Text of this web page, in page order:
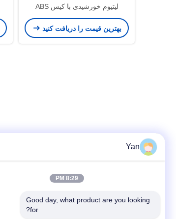
لیتیوم خورشیدی با کیس ABS
12.8V120Ah
بهترین قیمت را دریافت کنید
Yan
8:29 PM
Good day, what product are you looking
for?